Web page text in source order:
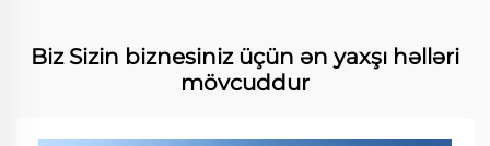
Biz Sizin biznesiniz üçün ən yaxşı həlləri
mövcuddur